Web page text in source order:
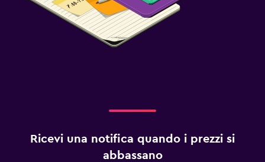
Ricevi una notifica quando i prezzi si
abbassano